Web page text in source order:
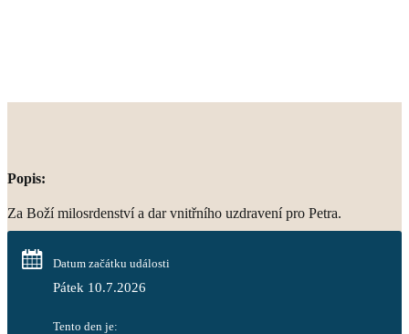
Popis:
Za Boží milosrdenství a dar vnitřního uzdravení pro Petra.
Datum začátku události
Pátek 10.7.2026
Tento den je: